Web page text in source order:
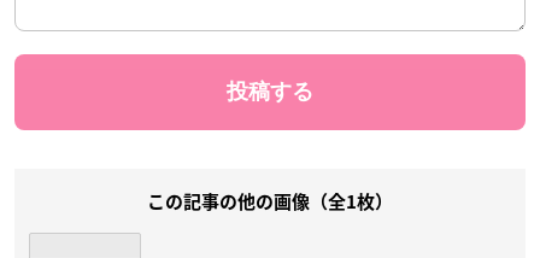
この記事の他の画像（全1枚）